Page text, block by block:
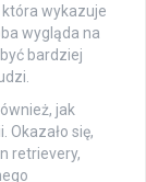
która wykazuje
wygląda na
bardziej
jak
Okazało się,
retrievery,